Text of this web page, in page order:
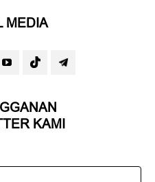
MEDIA
KAMI